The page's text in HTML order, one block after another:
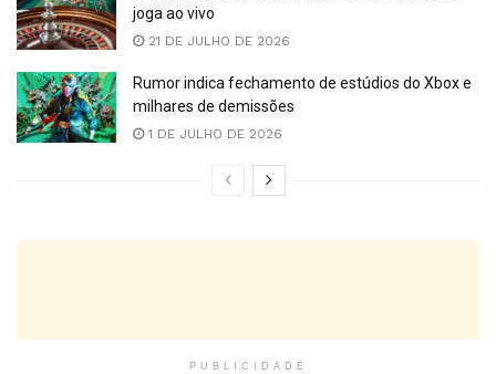
joga ao vivo
21 DE JULHO DE 2026
Rumor indica fechamento de estúdios do Xbox e
milhares de demissões
1 DE JULHO DE 2026
PUBLICIDADE